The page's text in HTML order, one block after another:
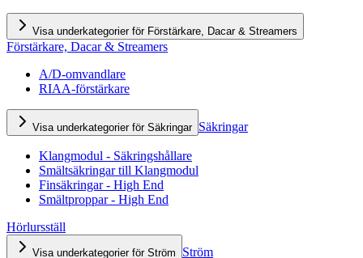
Visa underkategorier för Förstärkare, Dacar & Streamers
Förstärkare, Dacar & Streamers
A/D-omvandlare
RIAA-förstärkare
Visa underkategorier för Säkringar Säkringar
Klangmodul - Säkringshållare
Smältsäkringar till Klangmodul
Finsäkringar - High End
Smältproppar - High End
Hörlursställ
Visa underkategorier för Ström Ström